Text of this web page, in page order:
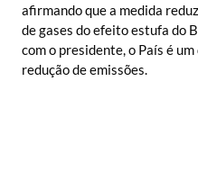
afirmando que a medida
de gases do efeito estufa do
com o presidente, o País é
redução de emissões.